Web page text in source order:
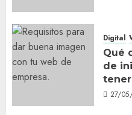
Digital
Qué
de
27/